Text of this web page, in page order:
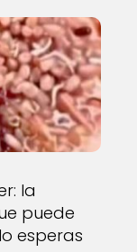
la
puede
esperas